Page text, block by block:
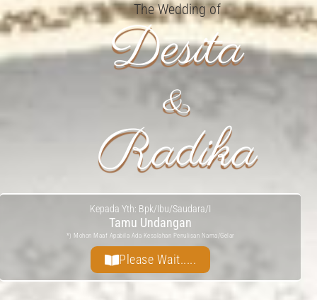
The Wedding of
Desita
&
Radika
Kepada Yth: Bpk/Ibu/Saudara/I
Tamu Undangan
*) Mohon Maaf Apabila Ada Kesalahan Penulisan Nama/gelar
Please Wait.....